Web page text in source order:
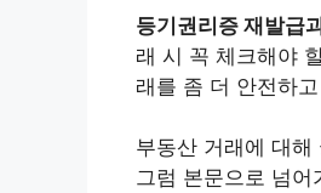
등기권리증 재발급
래 시 꼭 체크해야
래를 좀 더 안전하
부동산 거래에 대
그럼 본문으로 넘어